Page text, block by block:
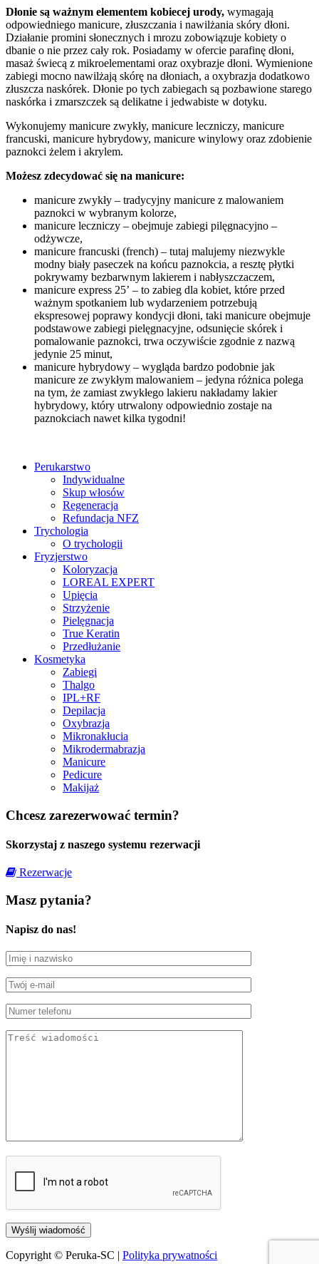
Dłonie są ważnym elementem kobiecej urody, wymagają
odpowiedniego manicure, złuszczania i nawilżania skóry dłoni.
Działanie promini słonecznych i mrozu zobowiązuje kobiety o
dbanie o nie przez cały rok. Posiadamy w ofercie parafinę dłoni,
masaż świecą z mikroelementami oraz oxybrazje dłoni. Wymienione
zabiegi mocno nawilżają skórę na dłoniach, a oxybrazja dodatkowo
złuszcza naskórek. Dłonie po tych zabiegach są pozbawione starego
naskórka i zmarszczek są delikatne i jedwabiste w dotyku.
Wykonujemy manicure zwykły, manicure leczniczy, manicure
francuski, manicure hybrydowy, manicure winylowy oraz zdobienie
paznokci żelem i akrylem.
Możesz zdecydować się na manicure:
manicure zwykły – tradycyjny manicure z malowaniem
paznokci w wybranym kolorze,
manicure leczniczy – obejmuje zabiegi pilęgnacyjno –
odżywcze,
manicure francuski (french) – tutaj malujemy niezwykle
modny biały paseczek na końcu paznokcia, a resztę płytki
pokrywamy bezbarwnym lakierem i nabłyszczaczem,
manicure express 25’ – to zabieg dla kobiet, które przed
ważnym spotkaniem lub wydarzeniem potrzebują
ekspresowej poprawy kondycji dłoni, taki manicure obejmuje
podstawowe zabiegi pielęgnacyjne, odsunięcie skórek i
pomalowanie paznokci, trwa oczywiście zgodnie z nazwą
jedynie 25 minut,
manicure hybrydowy – wygląda bardzo podobnie jak
manicure ze zwykłym malowaniem – jedyna różnica polega
na tym, że zamiast zwykłego lakieru nakładamy lakier
hybrydowy, który utrwalony odpowiednio zostaje na
paznokciach nawet kilka tygodni!
Perukarstwo
Indywidualne
Skup włosów
Regeneracja
Refundacja NFZ
Trychologia
O trychologii
Fryzjerstwo
Koloryzacja
LOREAL EXPERT
Upięcia
Strzyżenie
Pielęgnacja
True Keratin
Przedłużanie
Kosmetyka
Zabiegi
Thalgo
IPL+RF
Depilacja
Oxybrazja
Mikronakłucia
Mikrodermabrazja
Manicure
Pedicure
Makijaż
Chcesz zarezerwować termin?
Skorzystaj z naszego systemu rezerwacji
Rezerwacje
Masz pytania?
Napisz do nas!
Copyright © Peruka-SC | Polityka prywatności